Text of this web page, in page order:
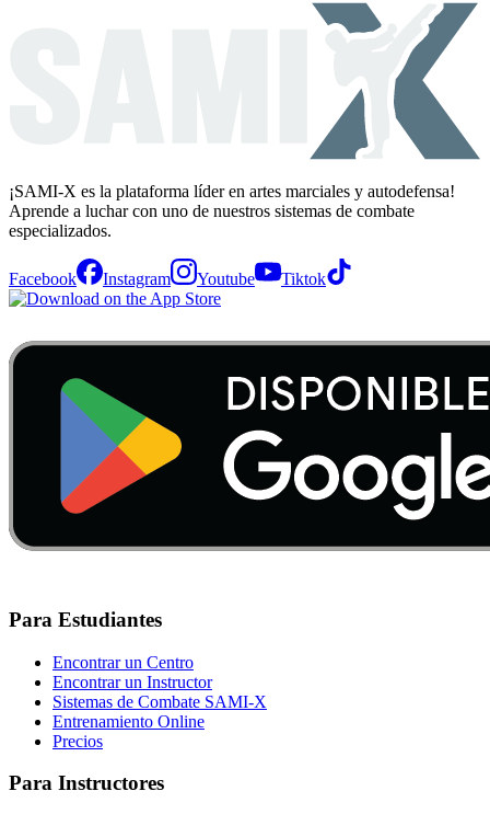
¡SAMI-X es la plataforma líder en artes marciales y autodefensa!
Aprende a luchar con uno de nuestros sistemas de combate
especializados.
Facebook Instagram Youtube Tiktok
Para Estudiantes
Encontrar un Centro
Encontrar un Instructor
Sistemas de Combate SAMI-X
Entrenamiento Online
Precios
Para Instructores